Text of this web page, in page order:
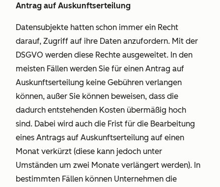
Antrag auf Auskunftserteilung
Datensubjekte hatten schon immer ein Recht
darauf, Zugriff auf ihre Daten anzufordern. Mit der
DSGVO werden diese Rechte ausgeweitet. In den
meisten Fällen werden Sie für einen Antrag auf
Auskunftserteilung keine Gebühren verlangen
können, außer Sie können beweisen, dass die
dadurch entstehenden Kosten übermäßig hoch
sind. Dabei wird auch die Frist für die Bearbeitung
eines Antrags auf Auskunftserteilung auf einen
Monat verkürzt (diese kann jedoch unter
Umständen um zwei Monate verlängert werden). In
bestimmten Fällen können Unternehmen die